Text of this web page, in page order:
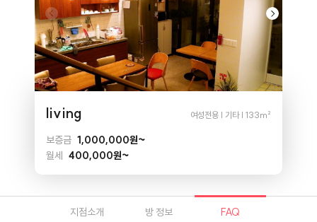
living 여성전용 | 기타 | 133m²
보증금 1,000,000원~
월세 400,000원~
지점소개 방 정보 FAQ